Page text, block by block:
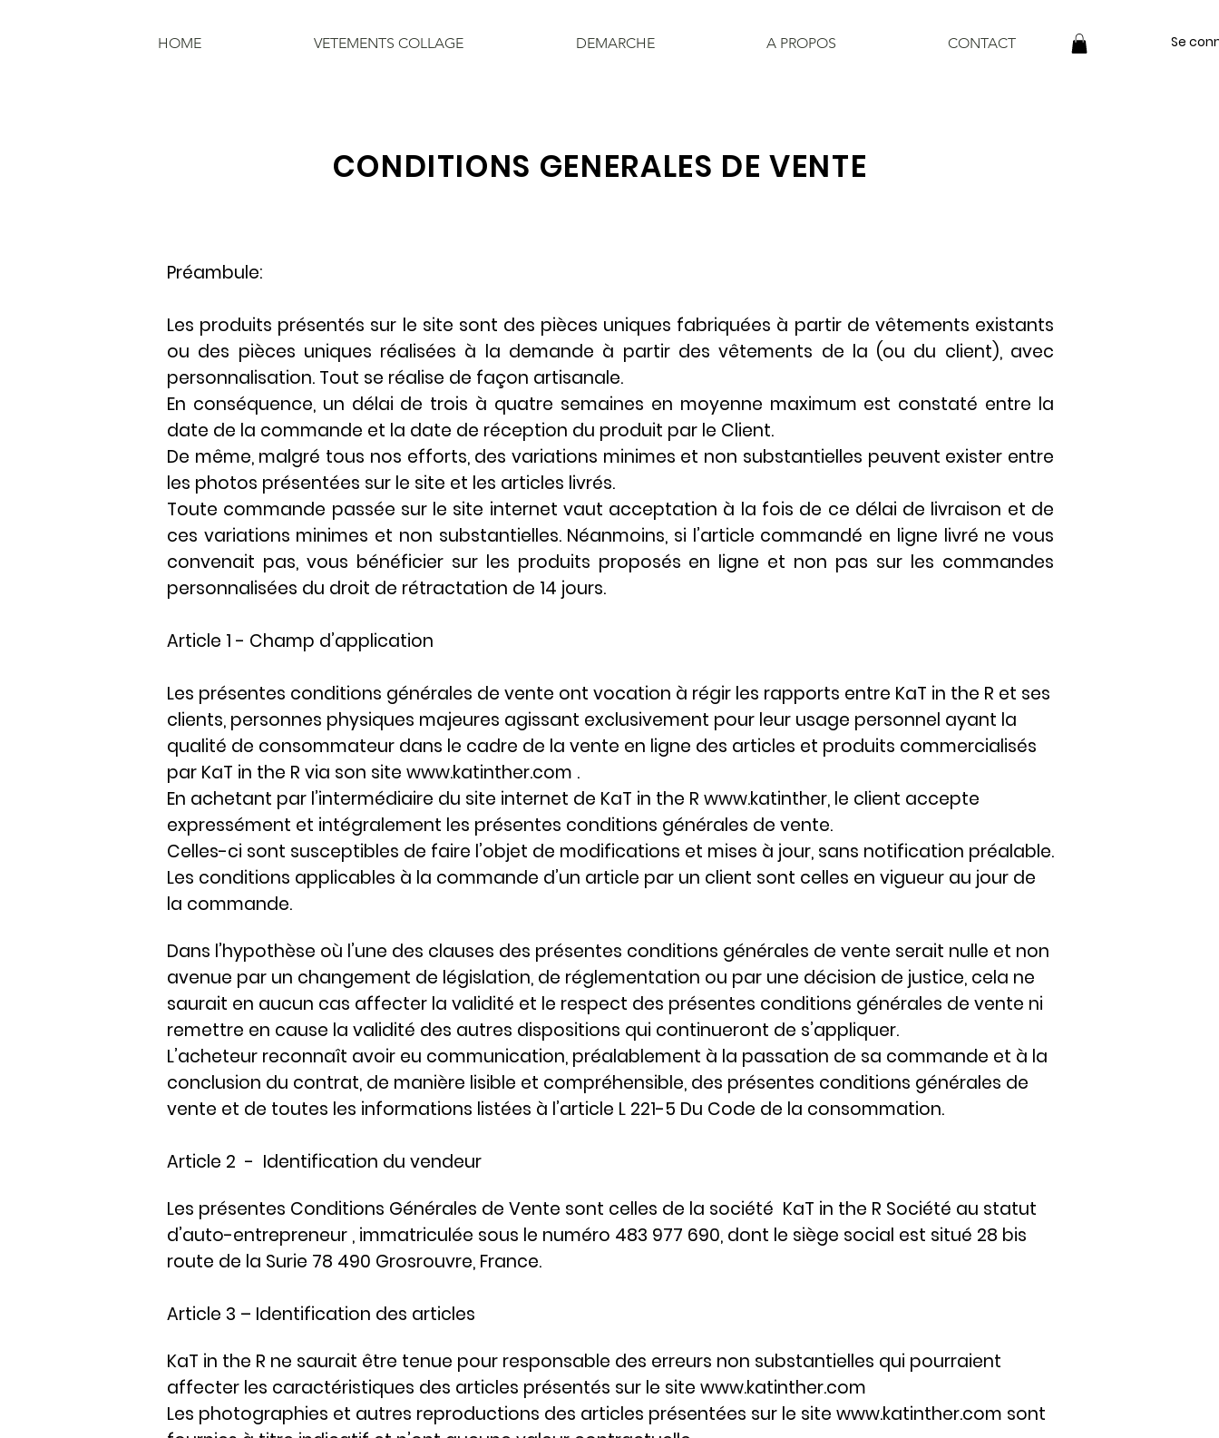
HOME VETEMENTS COLLAGE DEMARCHE A PROPOS CONTACT Se
CONDITIONS GENERALES DE VENTE
Préambule:
Les produits présentés sur le site sont des pièces uniques fabriquées à partir de vêtements existants
ou des pièces uniques réalisées à la demande à partir des vêtements de la (ou du client), avec
personnalisation. Tout se réalise de façon artisanale.
En conséquence, un délai de trois à quatre semaines en moyenne maximum est constaté entre la
date de la commande et la date de réception du produit par le Client.
De même, malgré tous nos efforts, des variations minimes et non substantielles peuvent exister entre
les photos présentées sur le site et les articles livrés.
Toute commande passée sur le site internet vaut acceptation à la fois de ce délai de livraison et de
ces variations minimes et non substantielles. Néanmoins, si l’article commandé en ligne livré ne vous
convenait pas, vous bénéficier sur les produits proposés en ligne et non pas sur les commandes
personnalisées du droit de rétractation de 14 jours.
Article 1 - Champ d’application
Les présentes conditions générales de vente ont vocation à régir les rapports entre KaT in the R et ses
clients, personnes physiques majeures agissant exclusivement pour leur usage personnel ayant la
qualité de consommateur dans le cadre de la vente en ligne des articles et produits commercialisés
par KaT in the R via son site www.katinther.com .
En achetant par l’intermédiaire du site internet de KaT in the R www.katinther, le client accepte
expressément et intégralement les présentes conditions générales de vente.
Celles-ci sont susceptibles de faire l’objet de modifications et mises à jour, sans notification préalable.
Les conditions applicables à la commande d’un article par un client sont celles en vigueur au jour de
la commande.
Dans l’hypothèse où l’une des clauses des présentes conditions générales de vente serait nulle et non
avenue par un changement de législation, de réglementation ou par une décision de justice, cela ne
saurait en aucun cas affecter la validité et le respect des présentes conditions générales de vente ni
remettre en cause la validité des autres dispositions qui continueront de s’appliquer.
L’acheteur reconnaît avoir eu communication, préalablement à la passation de sa commande et à la
conclusion du contrat, de manière lisible et compréhensible, des présentes conditions générales de
vente et de toutes les informations listées à l’article L 221-5 Du Code de la consommation.
Article 2 - Identification du vendeur
Les présentes Conditions Générales de Vente sont celles de la société KaT in the R Société au statut
d’auto-entrepreneur , immatriculée sous le numéro 483 977 690, dont le siège social est situé 28 bis
route de la Surie 78 490 Grosrouvre, France.
Article 3 – Identification des articles
KaT in the R ne saurait être tenue pour responsable des erreurs non substantielles qui pourraient
affecter les caractéristiques des articles présentés sur le site www.katinther.com
Les photographies et autres reproductions des articles présentées sur le site www.katinther.com sont